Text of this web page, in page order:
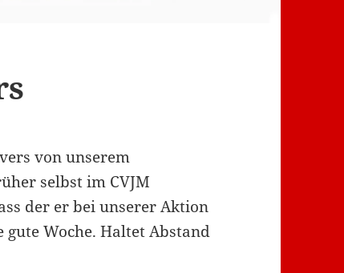
von unserem
selbst im CVJM
der er bei unserer Aktion
Woche. Haltet Abstand